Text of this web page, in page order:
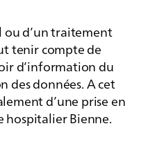
ou d’un traitement
tenir compte de
d’information du
des données. A cet
d’une prise en
hospitalier Bienne.